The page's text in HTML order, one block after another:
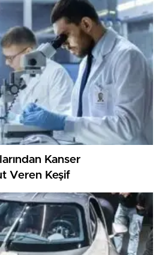
Kanser
Veren Keşif